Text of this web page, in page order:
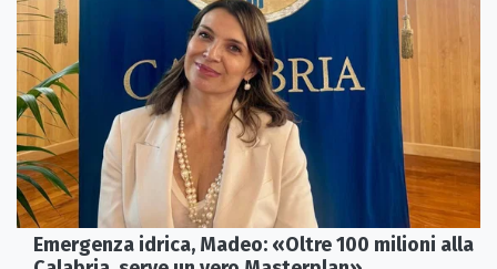
Emergenza idrica, Madeo: «Oltre 100 milioni alla